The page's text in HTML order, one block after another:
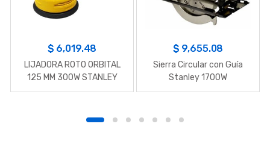
$ 6,019.48
LIJADORA ROTO ORBITAL
125 MM 300W STANLEY
$ 9,655.08
Sierra Circular con Guía
Stanley 1700W